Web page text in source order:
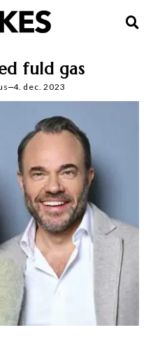
fuld gas
4. dec. 2023